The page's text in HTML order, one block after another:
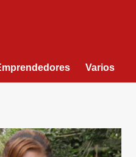
Varios